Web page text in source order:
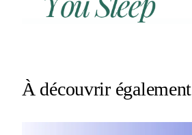
REPRICER
Win
while
you
Your
Repricer.com
seconds.
À découvrir également